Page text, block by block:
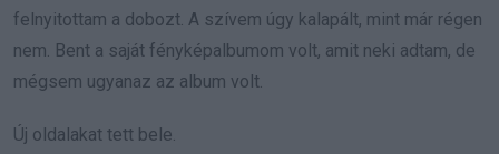
felnyitottam a dobozt. A szívem úgy kalapált, mint már régen
nem. Bent a saját fényképalbumom volt, amit neki adtam, de
mégsem ugyanaz az album volt.
Új oldalakat tett bele.